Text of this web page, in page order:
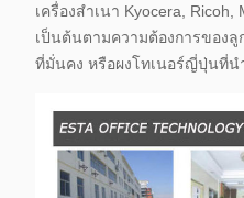
เครื่องสําเนา Kyocera,
เป็นต้นตามความต้องการของลู
ที่มั่นคง หรือผงโทเนอร์ญี่ปุ่นที่นํ